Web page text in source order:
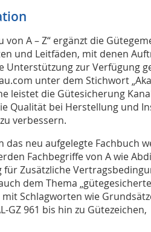
A – Z“ ergänzt die
und Leitfäden, mit denen
zur Verfügung
unter dem Stichwort
leistet die Gütesicherung
Qualität bei Herstellung und
verbessern.
neu aufgelegte Fachbuch
Fachbegriffe von A wie
für Zusätzliche
dem Thema
Schlagworten wie
GZ 961 bis hin zu Gütezeichen,